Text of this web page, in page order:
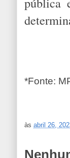
*Fonte:
àsabril 26,